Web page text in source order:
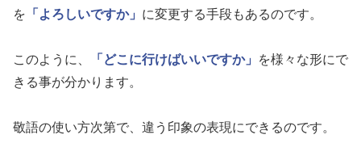
を 「よろしいですか」 に変更する手段もあるのです。
このように、 「どこに行けばいいですか」
を様々な形にで
きる事が分かります。
敬語の使い方次第で、違う印象の表現にできるのです。